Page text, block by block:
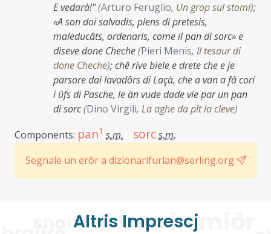
E vedarà!"(Arturo Feruglio, Un grop sul stomi);
«A son doi salvadis, plens di pretesis,
maleducâts, ordenaris, come il pan di sorc» e
diseve done Cheche(Pieri Menis, Il tesaur di
done Cheche);chê rive biele e drete che e je
parsore dai lavadôrs di Laçà, che a van a fâ cori
i ûfs di Pasche, le àn vude dade vie par un pan
di sorc(Dino Virgili, La aghe da pît la cleve)
Components: pan1 s.m. sorcs.m.
Segnale un erôr a dizionarifurlan@serling.org
Altris Imprescj